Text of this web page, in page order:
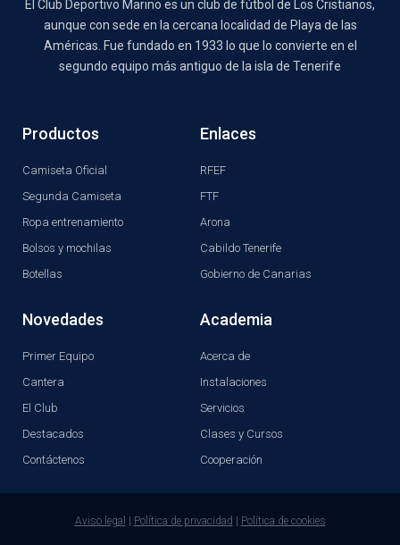
El Club Deportivo Marino es un club de fútbol de Los Cristianos,
aunque con sede en la cercana localidad de Playa de las
Américas. Fue fundado en 1933 lo que lo convierte en el
segundo equipo más antiguo de la isla de Tenerife
Productos
Camiseta Oficial
Segunda Camiseta
Ropa entrenamiento
Bolsos y mochilas
Botellas
Enlaces
RFEF
FTF
Arona
Cabildo Tenerife
Gobierno de Canarias
Novedades
Primer Equipo
Cantera
El Club
Destacados
Contáctenos
Academia
Acerca de
Instalaciones
Servicios
Clases y Cursos
Cooperación
Aviso legal | Política de privacidad | Política de cookies